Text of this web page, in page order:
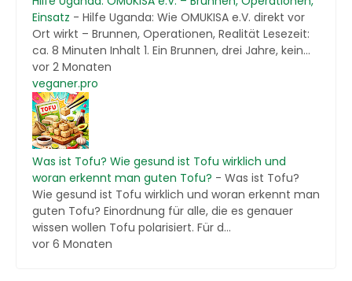
Einsatz - Hilfe Uganda: Wie OMUKISA e.V. direkt vor
Ort wirkt – Brunnen, Operationen, Realität Lesezeit:
ca. 8 Minuten Inhalt 1. Ein Brunnen, drei Jahre, kein...
vor 2 Monaten
veganer.pro
Was ist Tofu? Wie gesund ist Tofu wirklich und
woran erkennt man guten Tofu? - Was ist Tofu?
Wie gesund ist Tofu wirklich und woran erkennt man
guten Tofu? Einordnung für alle, die es genauer
wissen wollen Tofu polarisiert. Für d...
vor 6 Monaten